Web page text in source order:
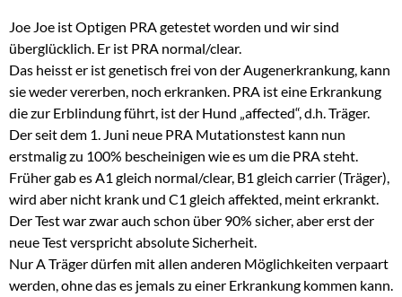
Joe Joe ist Optigen PRA getestet worden und wir sind
überglücklich. Er ist PRA normal/clear.
Das heisst er ist genetisch frei von der Augenerkrankung, kann
sie weder vererben, noch erkranken. PRA ist eine Erkrankung
die zur Erblindung führt, ist der Hund „affected“, d.h. Träger.
Der seit dem 1. Juni neue PRA Mutationstest kann nun
erstmalig zu 100% bescheinigen wie es um die PRA steht.
Früher gab es A1 gleich normal/clear, B1 gleich carrier (Träger),
wird aber nicht krank und C1 gleich affekted, meint erkrankt.
Der Test war zwar auch schon über 90% sicher, aber erst der
neue Test verspricht absolute Sicherheit.
Nur A Träger dürfen mit allen anderen Möglichkeiten verpaart
werden, ohne das es jemals zu einer Erkrankung kommen kann.